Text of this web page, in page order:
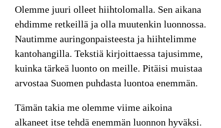
Olemme juuri olleet hiihtolomalla. Sen aikana
ehdimme retkeillä ja olla muutenkin luonnossa.
Nautimme auringonpaisteesta ja hiihtelimme
kantohangilla. Tekstiä kirjoittaessa tajusimme,
kuinka tärkeä luonto on meille. Pitäisi muistaa
arvostaa Suomen puhdasta luontoa enemmän.
Tämän takia me olemme viime aikoina
alkaneet itse tehdä enemmän luonnon hyväksi.